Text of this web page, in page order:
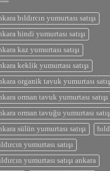
bıldırcın yumurtası satışı
hindi yumurtası satışı
kaz yumurtası satışı
keklik yumurtası satışı
organik tavuk yumurtası
orman tavuk yumurtası satışı
orman tavuğu yumurtası
sülün yumurtası satışı
yumurtası satışı
yumurtası satışı ankara